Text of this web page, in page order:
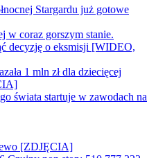
Stargardu już gotowe
w coraz gorszym stanie.
decyzję o eksmisji [WIDEO,
1 mln zł dla dziecięcej
świata startuje w zawodach na
[ZDJĘCIA]